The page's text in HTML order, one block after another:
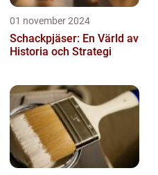
01 november 2024
Schackpjäser: En Värld av
Historia och Strategi